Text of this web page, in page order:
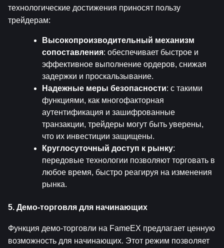
технологические достижения приносят пользу
трейдерам:
Высокопроизводительный механизм
сопоставления: обеспечивает быстрое и
эффективное выполнение ордеров, снижая
задержки и проскальзывание.
Надежные меры безопасности: с такими
функциями, как многофакторная
аутентификация и зашифрованные
транзакции, трейдеры могут быть уверены,
что их инвестиции защищены.
Круглосуточный доступ к рынку:
передовые технологии позволяют торговать в
любое время, быстро реагируя на изменения
рынка.
5. Демо-торговля для начинающих
Функция демо-торговли на FameEX предлагает ценную
возможность для начинающих. Этот режим позволяет